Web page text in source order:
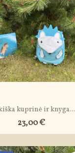
kuprinė ir knyga...
23,00 €